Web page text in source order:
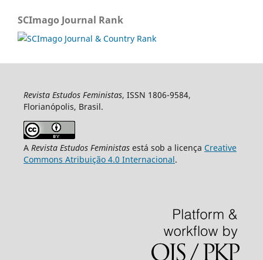
SCImago Journal Rank
Revista Estudos Feministas, ISSN 1806-9584,
Florianópolis, Brasil.
A Revista Estudos Feministasestá sob a licença Creative
Commons Atribuição 4.0 Internacional.